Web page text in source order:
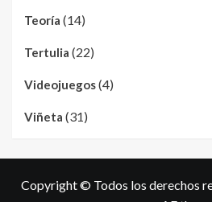
Teoría (14)
Tertulia (22)
Videojuegos(4)
Viñeta (31)
Copyright © Todos los derechos